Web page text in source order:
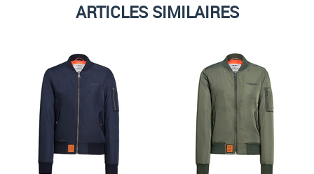
ARTICLES SIMILAIRES